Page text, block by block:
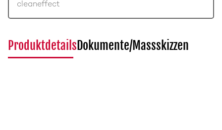
cleaneffect
ProduktdetailsDokumente/Massskizzen